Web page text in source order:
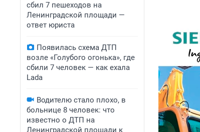
сбил 7 пешеходов на
Ленинградской площади —
ответ юриста
Появилась схема ДТП
возле «Голубого огонька», где
сбили 7 человек — как ехала
Lada
Водителю стало плохо, в
больнице 8 человек: что
известно о ДТП на
Ленинградской площади к